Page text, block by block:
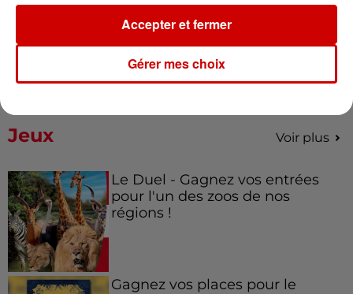
À LA UNE : professeur
condamné, repreneurs pour
Duralex et la...
Jeux Voir plus
Le Duel - Gagnez vos entrées
pour l'un des zoos de nos
régions !
Gagnez vos places pour le
Gérer mes choix
Accepter et fermer